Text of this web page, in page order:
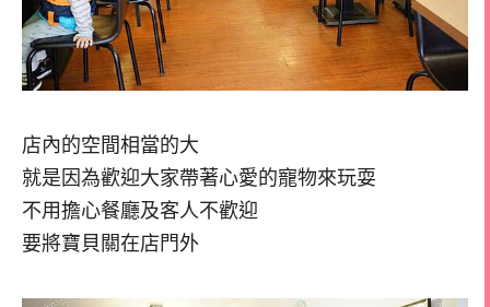
店內的空間相當的大
就是因為歡迎大家帶著心愛的寵物來玩耍
不用擔心餐廳及客人不歡迎
要將寶貝關在店門外